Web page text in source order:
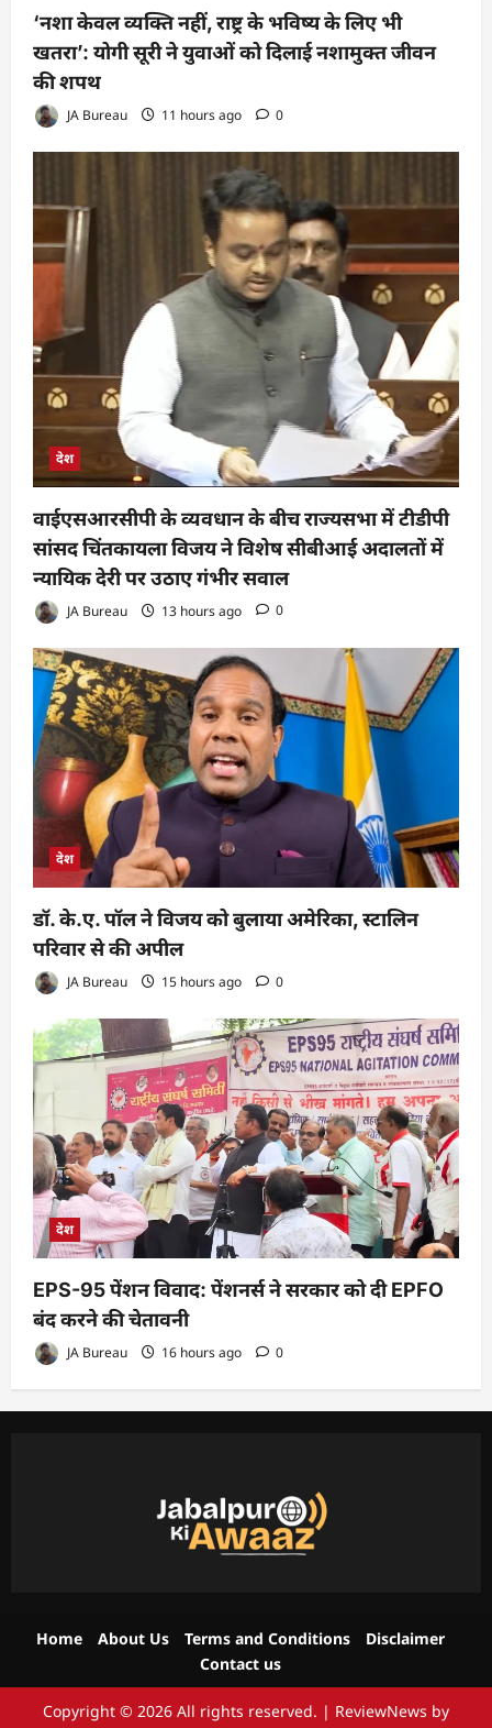
‘नशा केवल व्यक्ति नहीं, राष्ट्र के भविष्य के लिए भी
खतरा’: योगी सूरी ने युवाओं को दिलाई नशामुक्त जीवन
की शपथ
JA Bureau 11 hours ago 0
देश
वाईएसआरसीपी के व्यवधान के बीच राज्यसभा में टीडीपी
सांसद चिंतकायला विजय ने विशेष सीबीआई अदालतों में
न्यायिक देरी पर उठाए गंभीर सवाल
JA Bureau 13 hours ago 0
देश
डॉ. के.ए. पॉल ने विजय को बुलाया अमेरिका, स्टालिन
परिवार से की अपील
JA Bureau 15 hours ago 0
देश
EPS-95 पेंशन विवाद: पेंशनर्स ने सरकार को दी EPFO
बंद करने की चेतावनी
JA Bureau 16 hours ago 0
Home About Us Terms and Conditions
Disclaimer
Contact us
Copyright © 2026 All rights reserved. | ReviewNews by